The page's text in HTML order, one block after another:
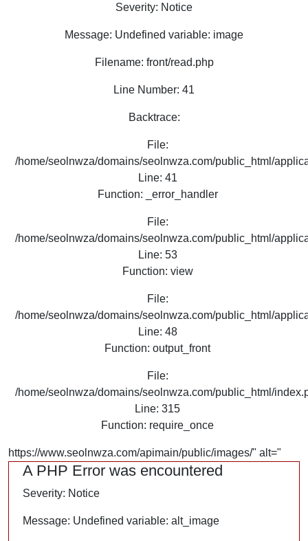
Severity: Notice
Message: Undefined variable: image
Filename: front/read.php
Line Number: 41
Backtrace:
File:
/home/seolnwza/domains/seolnwza.com/public_html/
Line: 41
Function: _error_handler
File:
/home/seolnwza/domains/seolnwza.com/public_html/
Line: 53
Function: view
File:
/home/seolnwza/domains/seolnwza.com/public_html/
Line: 48
Function: output_front
File:
/home/seolnwza/domains/seolnwza.com/public_html/
Line: 315
Function: require_once
https://www.seolnwza.com/apimain/public/images/" alt="
A PHP Error was encountered
Severity: Notice
Message: Undefined variable: alt_image